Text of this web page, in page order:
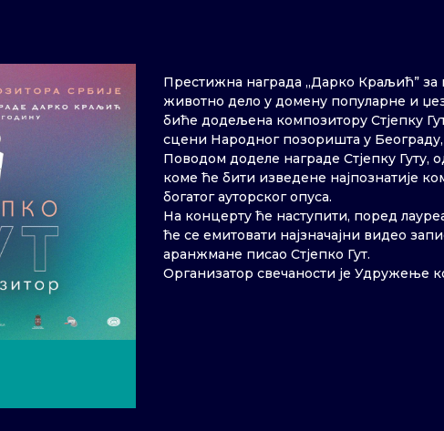
Престижна награда „Дарко Краљић” за
животно дело у домену популарне и
биће додељена композитору Стјепку
сцени Народног позоришта у Београду,
Поводом доделе награде Стјепку Гуту,
коме ће бити изведене најпознатије
богатог ауторског опуса.
На концерту ће наступити, поред
ће се емитовати најзначајни видео
аранжмане писао Стјепко Гут.
Организатор свечаности је Удружење